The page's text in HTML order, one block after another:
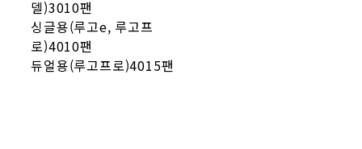
델)3010팬
싱글용(루고e, 루고프
로)4010팬
듀얼용(루고프로)4015팬